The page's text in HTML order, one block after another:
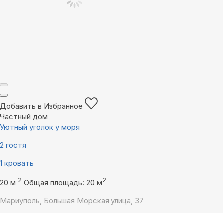
Добавить в Избранное
Частный дом
Уютный уголок у моря
2 гостя
1 кровать
20 м 2 Общая площадь: 20 м2
Мариуполь, Большая Морская улица, 37